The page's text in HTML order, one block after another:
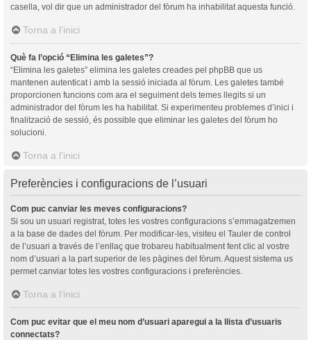
casella, vol dir que un administrador del fòrum ha inhabilitat aquesta funció.
Torna a l’inici
Què fa l’opció “Elimina les galetes”?
“Elimina les galetes” elimina les galetes creades pel phpBB que us
mantenen autenticat i amb la sessió iniciada al fòrum. Les galetes també
proporcionen funcions com ara el seguiment dels temes llegits si un
administrador del fòrum les ha habilitat. Si experimenteu problemes d’inici i
finalització de sessió, és possible que eliminar les galetes del fòrum ho
solucioni.
Torna a l’inici
Preferències i configuracions de l’usuari
Com puc canviar les meves configuracions?
Si sou un usuari registrat, totes les vostres configuracions s’emmagatzemen
a la base de dades del fòrum. Per modificar-les, visiteu el Tauler de control
de l’usuari a través de l’enllaç que trobareu habitualment fent clic al vostre
nom d’usuari a la part superior de les pàgines del fòrum. Aquest sistema us
permet canviar totes les vostres configuracions i preferències.
Torna a l’inici
Com puc evitar que el meu nom d’usuari aparegui a la llista d’usuaris
connectats?